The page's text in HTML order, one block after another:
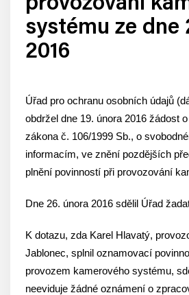
systému ze dne
2016
Úřad pro ochranu osobních údajů
obdržel dne 19. února 2016 žádost
zákona č. 106/1999 Sb., o
informacím, ve znění pozdějších
plnění povinností při provozování
Dne 26. února 2016 sdělil Úřad
K dotazu, zda Karel Hlavatý,
Jablonec, splnil oznamovací
provozem kamerového systému,
neeviduje žádné oznámení o